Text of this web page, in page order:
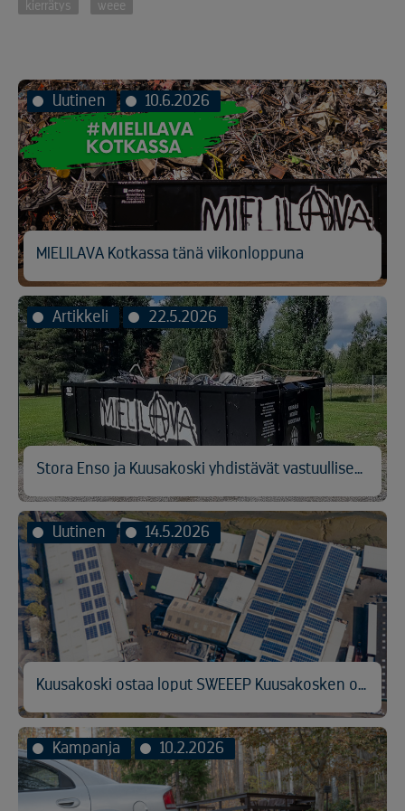
kierrätys weee
Uutinen 10.6.2026
MIELILAVA Kotkassa tänä viikonloppuna
Artikkeli 22.5.2026
Stora Enso ja Kuusakoski yhdistävät vastuullisen metallinkierrätyksen ja hyväntekeväisyyden
Uutinen 14.5.2026
Kampanja 10.2.2026